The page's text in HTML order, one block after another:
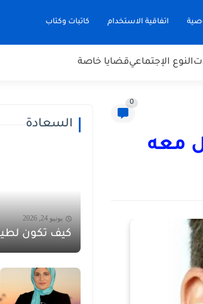
اتفاقية الاستخدام كاتبات وكتاب
النوع الإجتماعيقضايا خاصة
0
معه
السعادة
يونيو 24, 2026
كيف تكون